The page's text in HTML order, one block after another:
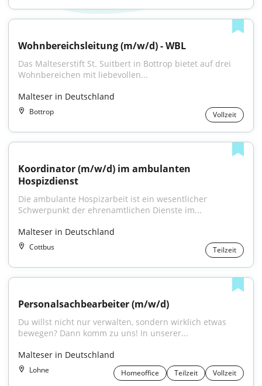
Wohnbereichsleitung (m/w/d) - WBL
Das Malteserstift St. Suitbert in Bottrop bietet auf drei
Wohnbereichen mit liebevollen...
Malteser in Deutschland
Bottrop Vollzeit
Koordinator (m/w/d) im ambulanten
Hospizdienst
Die ambulante Hospizarbeit ist ein wesentlicher
Schwerpunkt der ehrenamtlichen Dienste im...
Malteser in Deutschland
Cottbus Teilzeit
Personalsachbearbeiter (m/w/d)
Du willst nicht nur verwalten, sondern wirklich etwas
bewegen? Dann komm zu uns! In unserer...
Malteser in Deutschland
Lohne Homeoffice Teilzeit Vollzeit